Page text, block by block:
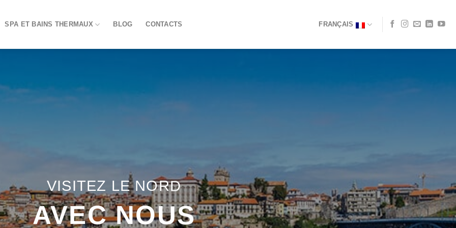
SPA ET BAINS THERMAUX BLOG CONTACTS FRANÇAIS
VISITEZ LE NORD
AVEC NOUS